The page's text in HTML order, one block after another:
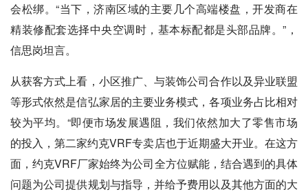
会松绑。“当下，济南区域的主要几个高端楼盘，开发商在
精装修配套选择中央空调时，基本标配都是头部品牌。”，
信思岗坦言。
从获客方式上看，小区推广、与装饰公司合作以及异业联盟
等形式依然是信弘家居的主要业务模式，各项业务占比相对
较为平均。“即便市场发展遇阻，我们依然加大了零售市场
的投入，第二家约克VRF专卖店也于近期盛大开业。在这方
面，约克VRF厂家始终为公司全方位赋能，结合遇到的具体
问题为公司提供规划与指导，并给予费用以及其他方面的大